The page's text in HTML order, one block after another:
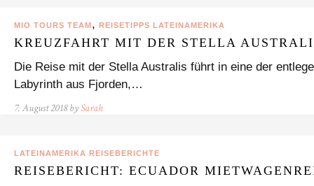
MIO TOURS TEAM, REISETIPPS LATEINAMERIKA
KREUZFAHRT MIT DER STELLA
Die Reise mit der Stella Australis führt in eine der
Labyrinth aus Fjorden,…
7. August 2018 bySarah
LATEINAMERIKA REISEBERICHTE
REISEBERICHT: ECUADOR